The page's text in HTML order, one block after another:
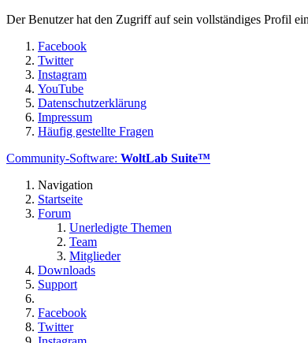
Der Benutzer hat den Zugriff auf sein vollständiges Profil
Facebook
Twitter
Instagram
YouTube
Datenschutzerklärung
Impressum
Häufig gestellte Fragen
Community-Software: WoltLab Suite™
Navigation
Startseite
Forum
Unerledigte Themen
Team
Mitglieder
Downloads
Support
Facebook
Twitter